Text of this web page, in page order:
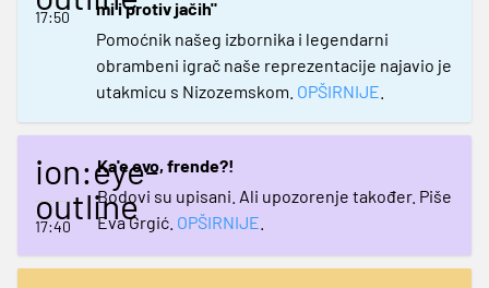
17:50
mi i protiv jačih"
Pomoćnik našeg izbornika i legendarni
obrambeni igrač naše reprezentacije najavio je
utakmicu s Nizozemskom. OPŠIRNIJE
ion:eye-
outline
17:40
Ka'e ovo, frende?!
Bodovi su upisani. Ali upozorenje također. Piše
Eva Grgić. OPŠIRNIJE